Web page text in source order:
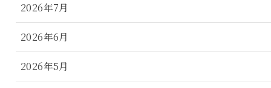
2026年7月
2026年6月
2026年5月